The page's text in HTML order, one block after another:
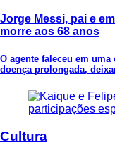
Jorge Messi, pai e
morre aos 68 anos
O agente faleceu em
doença prolongada,
Cultura